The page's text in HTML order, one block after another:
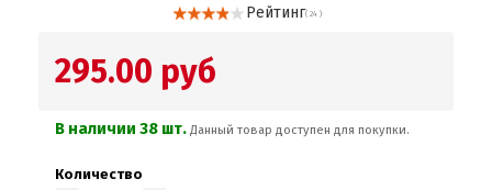
Рейтинг( 24 )
295.00 руб
В наличии 38 шт. Данный товар доступен для покупки.
Количество